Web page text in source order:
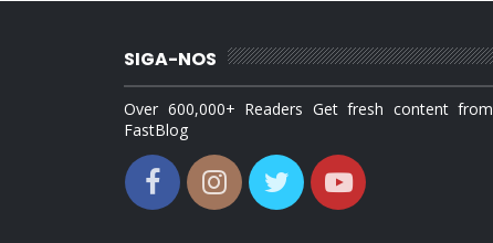
SIGA-NOS
Over 600,000+ Readers Get fresh content from
FastBlog